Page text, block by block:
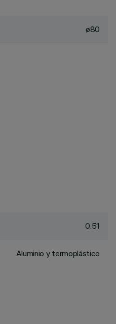
ø80
0.51
Aluminio y termoplástico